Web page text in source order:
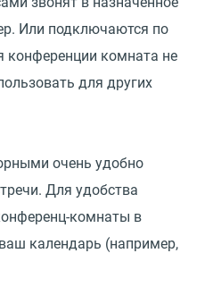
Или подключаются по
конференции комната не
для других
очень удобно
Для удобства
комнаты в
календарь (например,